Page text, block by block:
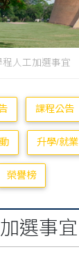
程人工加選事宜
課程公告
升學/就業
榮譽榜
選事宜